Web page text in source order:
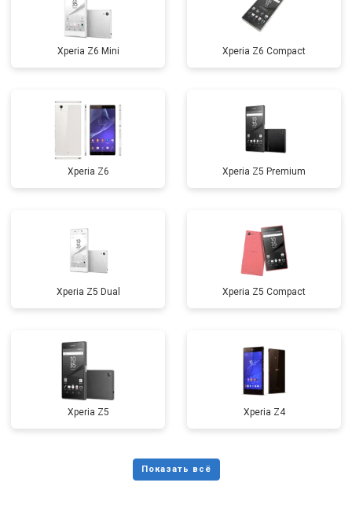
Xperia Z6 Mini Xperia Z6 Compact
Xperia Z6 Xperia Z5 Premium
Xperia Z5 Dual Xperia Z5 Compact
Xperia Z5 Xperia Z4